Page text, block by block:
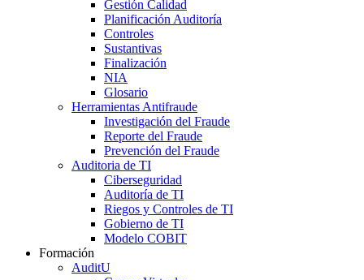
Gestión Calidad
Planificación Auditoría
Controles
Sustantivas
Finalización
NIA
Glosario
Herramientas Antifraude
Investigación del Fraude
Reporte del Fraude
Prevención del Fraude
Auditoria de TI
Ciberseguridad
Auditoría de TI
Riegos y Controles de TI
Gobierno de TI
Modelo COBIT
Formación
AuditU